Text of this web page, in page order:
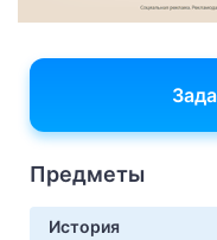
Предметы
История